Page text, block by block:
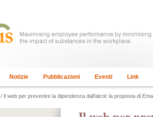
Notizie Pubblicazioni Eventi Link
/ Il web per prevenire la dipendenza dall'alcol: la proposta di